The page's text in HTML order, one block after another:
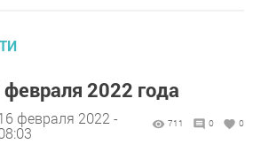
февраля 2022 года
февраля 2022 -
711 0 0